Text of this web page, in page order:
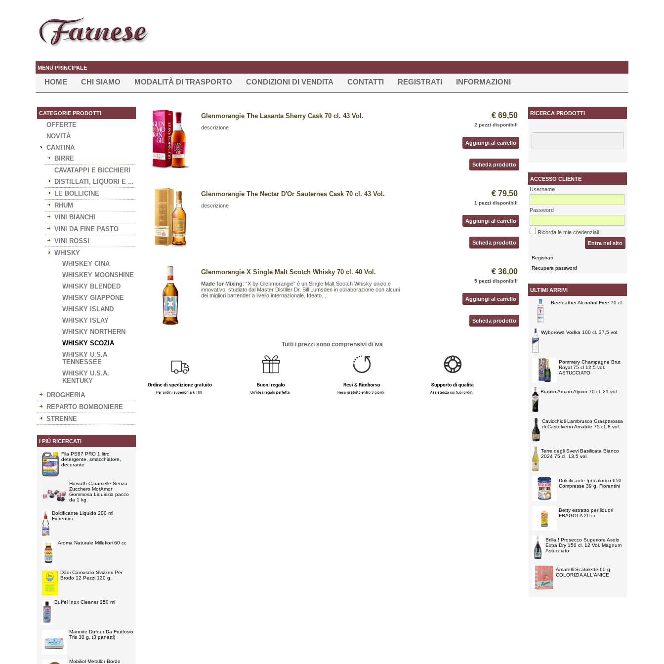
MENU PRINCIPALE
HOME CHI SIAMO MODALITÀ DI TRASPORTO CONDIZIONI DI VENDITA CONTATTI REGISTRATI INFORMAZIONI
CATEGORIE PRODOTTI
OFFERTE
NOVITÀ
CANTINA
BIRRE
CAVATAPPI E BICCHIERI
DISTILLATI, LIQUORI E ...
LE BOLLICINE
RHUM
VINI BIANCHI
VINI DA FINE PASTO
VINI ROSSI
WHISKY
WHISKEY CINA
WHISKEY MOONSHINE
WHISKY BLENDED
WHISKY GIAPPONE
WHISKY ISLAND
WHISKY ISLAY
WHISKY NORTHERN
WHISKY SCOZIA
WHISKY U.S.A
TENNESSEE
WHISKY U.S.A.
KENTUKY
DROGHERIA
REPARTO BOMBONIERE
STRENNE
I PIÙ RICERCATI
Fila PS87 PRO 1 litro
detergente, smacchiatore,
decerante
Horvath Caramelle Senza
Zucchero MorAmor
Gommosa Liquirizia pacco
da 1 kg.
Dolcificante Liquido 200 ml
Fiorentini
Aroma Naturale Millefiori 60 cc
Dadi Camoscio Svizzeri Per
Brodo 12 Pezzi 120 g.
Buffel Inox Cleaner 250 ml
Mannite Dufour Da Fruttosio
Tris 30 g. (3 panetti)
Mobiliol Metallor Bordo
Glenmorangie The Lasanta Sherry Cask 70 cl. 43 Vol.
descrizione
€ 69,50
2 pezzi disponibili
Aggiungi al carrello
Scheda prodotto
Glenmorangie The Nectar D'Or Sauternes Cask 70 cl. 43 Vol.
descrizione
€ 79,50
1 pezzi disponibili
Aggiungi al carrello
Scheda prodotto
Glenmorangie X Single Malt Scotch Whisky 70 cl. 40 Vol.
Made for Mixing: "X by Glenmorangie" è un Single Malt Scotch Whisky unico e
innovativo, studiato dal Master Distiller Dr. Bill Lumsden in collaborazione con alcuni
dei migliori bartender a livello internazionale. Ideato...
€ 36,00
5 pezzi disponibili
Aggiungi al carrello
Scheda prodotto
Tutti i prezzi sono comprensivi di iva
RICERCA PRODOTTI
ACCESSO CLIENTE
Username
Password
Ricorda le mie credenziali
Entra nel sito
Registrati
Recupera password
ULTIMI ARRIVI
Beefeather Alcoohol Free 70 cl.
Wyborowa Vodka 100 cl. 37,5 vol.
Pommery Champagne Brut
Royal 75 cl 12,5 vol.
ASTUCCIATO
Braulio Amaro Alpino 70 cl. 21 vol.
Cavicchioli Lambrusco Grasparossa
di Castelvetro Amabile 75 cl. 8 vol.
Terre degli Svevi Basilicata Bianco
2024 75 cl. 13,5 vol.
Dolcificante Ipocalorico 650
Compresse 39 g. Fiorentini
Betty estratto per liquori
FRAGOLA 20 cc
Brilla ! Prosecco Superiore Asolo
Extra Dry 150 cl. 12 Vol. Magnum
Astucciato
Amarelli Scatolette 60 g.
COLORIZIA ALL'ANICE